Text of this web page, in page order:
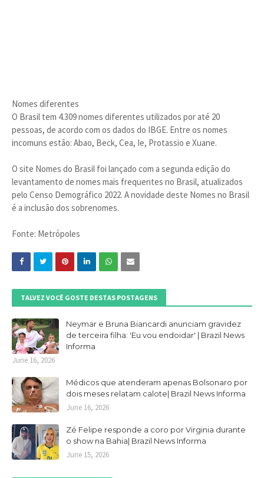
Nomes diferentes
O Brasil tem 4.309 nomes diferentes utilizados por até 20
pessoas, de acordo com os dados do IBGE. Entre os nomes
incomuns estão: Abao, Beck, Cea, Ie, Protassio e Xuane.
O site Nomes do Brasil foi lançado com a segunda edição do
levantamento de nomes mais frequentes no Brasil, atualizados
pelo Censo Demográfico 2022. A novidade deste Nomes no Brasil
é a inclusão dos sobrenomes.
Fonte: Metrópoles
TALVEZ VOCÊ GOSTE DESTAS POSTAGENS
Neymar e Bruna Biancardi anunciam gravidez
de terceira filha: 'Eu vou endoidar' | Brazil News
Informa
June 16, 2026
Médicos que atenderam apenas Bolsonaro por
dois meses relatam calote| Brazil News Informa
June 16, 2026
Zé Felipe responde a coro por Virginia durante
o show na Bahia| Brazil News Informa
June 15, 2026